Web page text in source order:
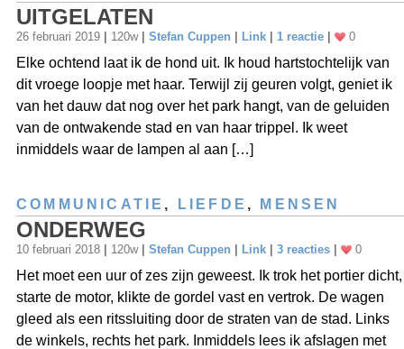
UITGELATEN
26 februari 2019 | 120w | Stefan Cuppen | Link | 1 reactie | 0
Elke ochtend laat ik de hond uit. Ik houd hartstochtelijk van
dit vroege loopje met haar. Terwijl zij geuren volgt, geniet ik
van het dauw dat nog over het park hangt, van de geluiden
van de ontwakende stad en van haar trippel. Ik weet
inmiddels waar de lampen al aan […]
COMMUNICATIE , LIEFDE , MENSEN
ONDERWEG
10 februari 2018 120w Stefan Cuppen Link 3 reacties 0
Het moet een uur of zes zijn geweest. Ik trok het portier dicht,
starte de motor, klikte de gordel vast en vertrok. De wagen
gleed als een ritssluiting door de straten van de stad. Links
de winkels, rechts het park. Inmiddels lees ik afslagen met